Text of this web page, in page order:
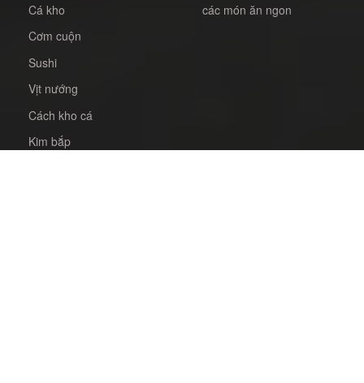
Cá kho
Cơm cuộn
Sushi
Vịt nướng
Cách kho cá
Kim bắp
các món ăn ngon